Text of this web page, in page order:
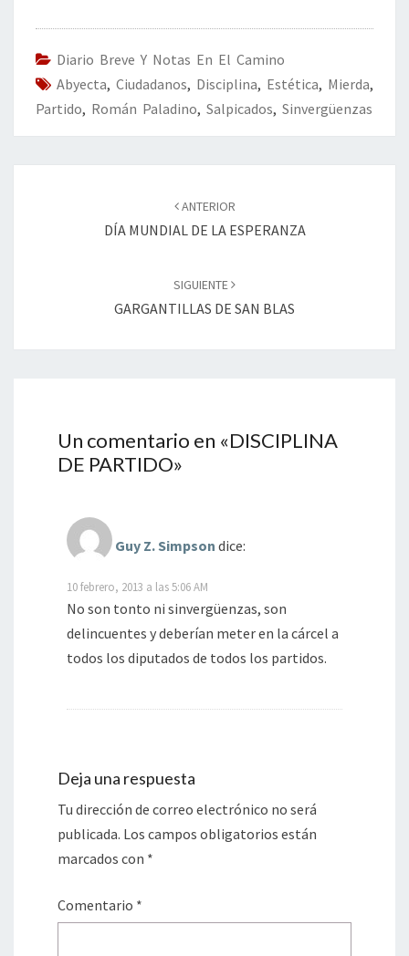
o
o
k
er dI
n
l
p
ar
tir
Diario Breve Y Notas En El Camino
Abyecta, Ciudadanos, Disciplina, Estética, Mierda,
Partido, Román Paladino, Salpicados, Sinvergüenzas
ANTERIOR
DÍA MUNDIAL DE LA ESPERANZA
SIGUIENTE
GARGANTILLAS DE SAN BLAS
Un comentario en «DISCIPLINA
DE PARTIDO»
Guy Z. Simpson dice:
10 febrero, 2013 a las 5:06 AM
No son tonto ni sinvergüenzas, son
delincuentes y deberían meter en la cárcel a
todos los diputados de todos los partidos.
Deja una respuesta
Tu dirección de correo electrónico no será
publicada. Los campos obligatorios están
marcados con *
Comentario *